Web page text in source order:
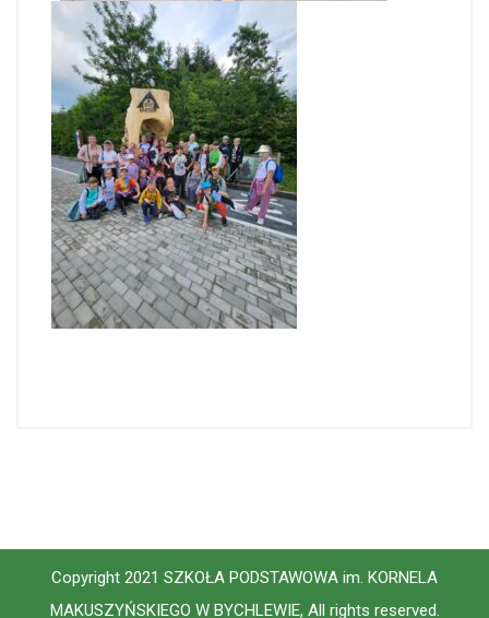
Copyright 2021 SZKOŁA PODSTAWOWA im. KORNELA
MAKUSZYŃSKIEGO W BYCHLEWIE, All rights reserved.